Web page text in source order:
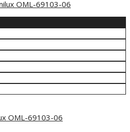
OML-69103-06